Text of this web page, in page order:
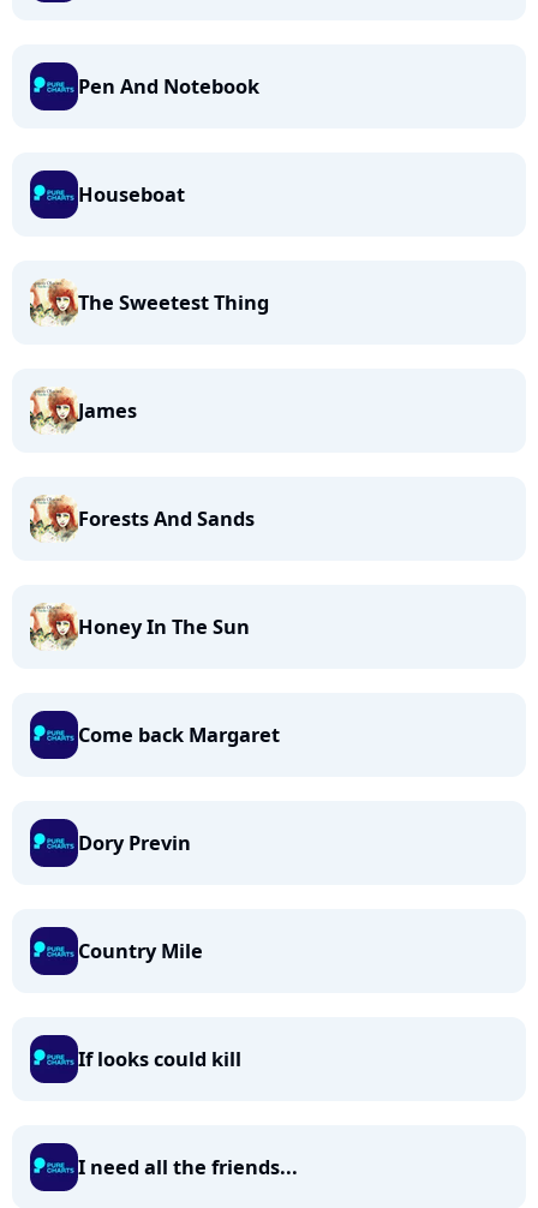
Pen And Notebook
Houseboat
The Sweetest Thing
James
Forests And Sands
Honey In The Sun
Come back Margaret
Dory Previn
Country Mile
If looks could kill
I need all the friends...